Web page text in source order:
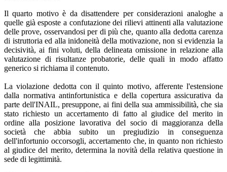
Il quarto motivo è da disattendere per considerazioni analoghe a
quelle già esposte a confutazione dei rilievi attinenti alla valutazione
delle prove, osservandosi per di più che, quanto alla dedotta carenza
di istruttoria ed alla inidoneità della motivazione, non si evidenzia la
decisività, ai fini voluti, della delineata omissione in relazione alla
valutazione di risultanze probatorie, delle quali in modo affatto
generico si richiama il contenuto.
La violazione dedotta con il quinto motivo, afferente l'estensione
dalla normativa antinfortunistica e della copertura assicurativa da
parte dell'INAIL, presuppone, ai fini della sua ammissibilità, che sia
stato richiesto un accertamento di fatto al giudice del merito in
ordine alla posizione lavorativa del socio di maggioranza della
società che abbia subito un pregiudizio in conseguenza
dell'infortunio occorsogli, accertamento che, in quanto non richiesto
al giudice del merito, determina la novità della relativa questione in
sede di legittimità.